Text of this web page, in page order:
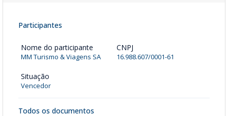
Participantes
Nome do participante
MM Turismo & Viagens SA
CNPJ
16.988.607/0001-61
Situação
Vencedor
Todos os documentos